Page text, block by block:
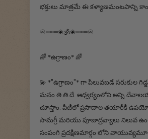
భక్తులు మాత్రమే ఈ కళ్యాణమంటపాన్ని
♾┉┅━❀🕉️❀┉┅━♾
🌈 *ఉగ్రాణం* 🌈
💫 *"ఉగ్రాణం"* గా పిలువబడే సరుకుల
మనం తి.తి.దే. ఆధ్వర్యంలోని అన్ని
చూస్తాం. వీటిలో ప్రసాదాల తయారీకి
సామగ్రీ మరియు పూజాద్రవ్యాలు నిలువ
సంపంగి ప్రదక్షిణమార్గం లోని